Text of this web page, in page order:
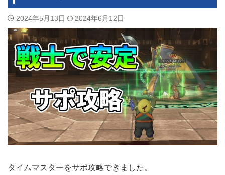
2024年5月13日 2024年6月12日
タイムマスターをサポ攻略できました。